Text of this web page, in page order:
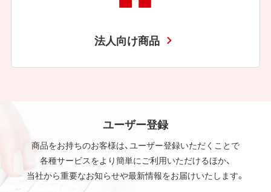
法人向け商品
ユーザー登録
商品をお持ちのお客様は、ユーザー登録いただくことで
各種サービスをより簡単にご利用いただけるほか、
当社から重要なお知らせや最新情報をお届けいたします。